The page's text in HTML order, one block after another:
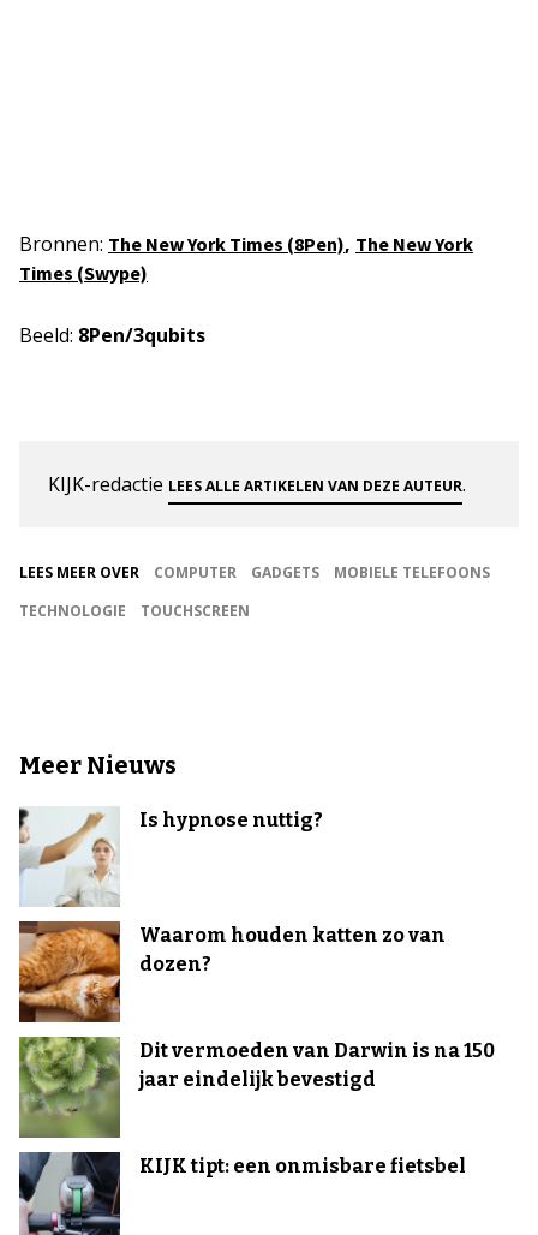
Bronnen: The New York Times (8Pen), The New York
Times (Swype)
Beeld: 8Pen/3qubits
KIJK-redactie LEES ALLE ARTIKELEN VAN DEZE AUTEUR.
LEES MEER OVER COMPUTER GADGETS
MOBIELE TELEFOONS
TECHNOLOGIE
TOUCHSCREEN
Meer Nieuws
Is hypnose nuttig?
Waarom houden katten zo van
dozen?
Dit vermoeden van Darwin is na 150
jaar eindelijk bevestigd
KIJK tipt: een onmisbare fietsbel